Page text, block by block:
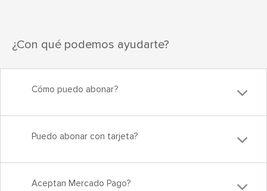
¿Con qué podemos ayudarte?
Cómo puedo abonar?
Puedo abonar con tarjeta?
Aceptan Mercado Pago?